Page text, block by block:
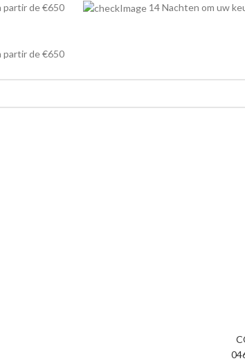
à partir de €650 14 Nachten om uw
partir de €650